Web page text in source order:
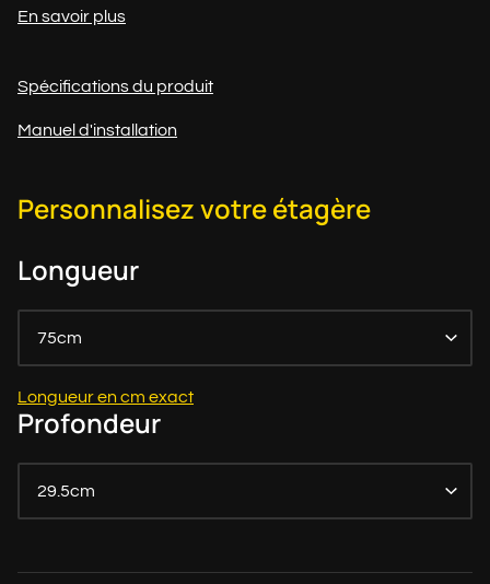
En savoir plus
Spécifications du produit
Manuel d'installation
Personnalisez votre étagère
Longueur
75cm
Longueur en cm exact
Profondeur
29.5cm